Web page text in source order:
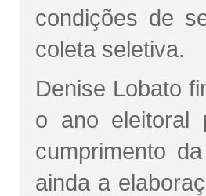
condições de
coleta seletiva.
Denise Lobato
o ano eleitoral
cumprimento
ainda a